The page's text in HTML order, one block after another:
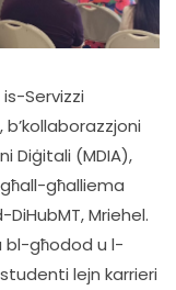
Servizzi
Diġitali (MDIA),
għalliema
Mriehel.
bl-għodod u l-
lejn karrieri